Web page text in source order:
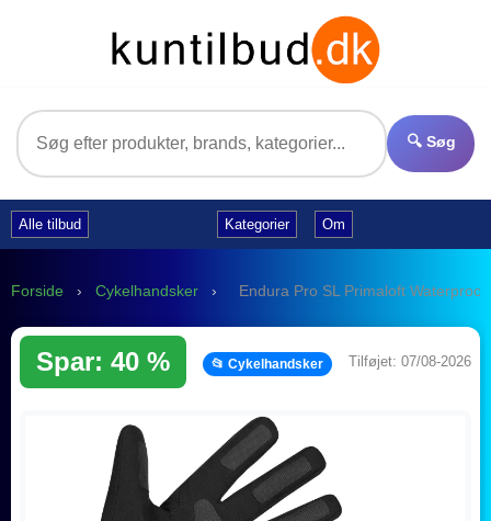
🔍 Søg
Alle tilbud Kategorier Om
Forside › Cykelhandsker › Endura Pro SL Primaloft
Spar: 40 % 📂 Cykelhandsker Tilføjet: 07/08-2026